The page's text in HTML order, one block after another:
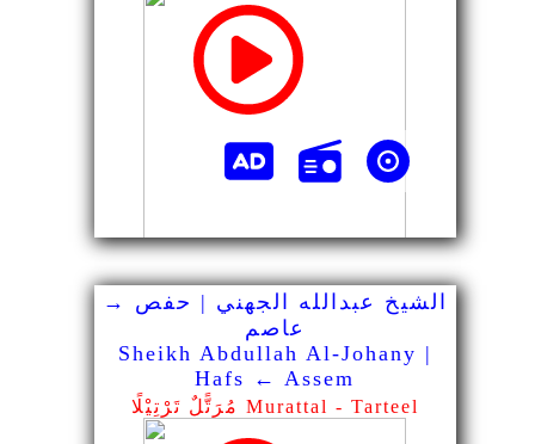
الشيخ عبدالله الجهني | حفص →
عاصم
Sheikh Abdullah Al-Johany |
Hafs ← Assem
مُرَتًّلٌ تَرْتِيْلًا Murattal - Tarteel